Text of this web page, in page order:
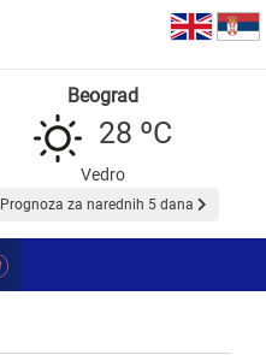
Beograd
28 ºC
Vedro
Prognoza za narednih 5 dana